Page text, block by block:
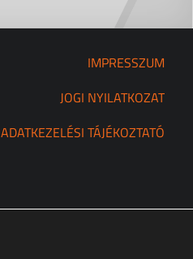
IMPRESSZUM
JOGI NYILATKOZAT
ADATKEZELÉSI TÁJÉKOZTATÓ